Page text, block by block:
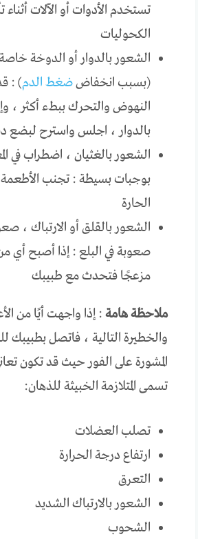
تستخدم الأدوات أو الآلات أثناء
الكحوليات
الشعور بالدوار أو الدوخة
(بسبب انخفاضضغط الدم) :
النهوض والتحرك ببطء أكثر ،
بالدوار ، اجلس واسترح لبضع
الشعور بالغثيان ، اضطراب في
بوجبات بسيطة : تجنب الأطعمة
الحارة
الشعور بالقلق أو الارتباك ،
صعوبة في البلع : إذا أصبح أي
مزعجًا فتحدث مع طبيبك
ملاحظة هامة : إذا واجهت أيًا من
والخطيرة التالية ، فاتصل
المشورة على الفور حيث قد تكون
تسمى المتلازمة الخبيثة للذهان:
تصلب العضلات
ارتفاع درجة الحرارة
التعرق
الشعور بالارتباك الشديد
الشحوب